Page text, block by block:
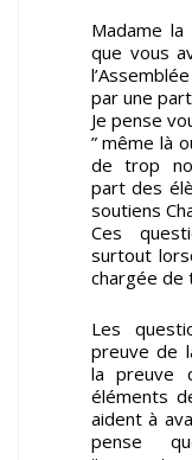
Madame
que vous
par une
Je pense
” même là
de trop
part des
soutiens
Ces
surtout
chargée de
Les
preuve de
la preuve
éléments
aident à
pense